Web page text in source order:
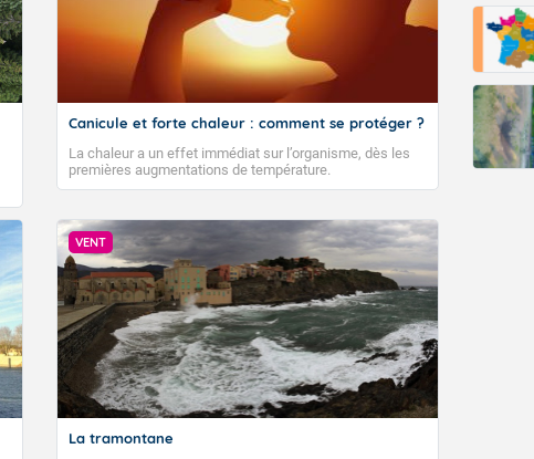
Canicule et forte chaleur : comment se protéger ?
La chaleur a un effet immédiat sur l’organisme, dès les
premières augmentations de température.
VENT
La tramontane